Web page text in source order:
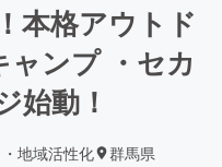
本格アウトド
ンプ ・セカ
始動！
地域活性化 群馬県